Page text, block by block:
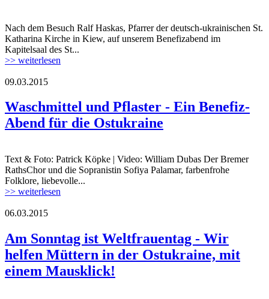
junge-klein.jpg
Nach dem Besuch Ralf Haskas, Pfarrer der deutsch-ukrainischen St.
Katharina Kirche in Kiew, auf unserem Benefizabend im
Kapitelsaal des St...
>> weiterlesen
09.03.2015
Waschmittel und Pflaster - Ein Benefiz-
Abend für die Ostukraine
Text & Foto: Patrick Köpke | Video: William Dubas Der Bremer
RathsChor und die Sopranistin Sofiya Palamar, farbenfrohe
Folklore, liebevolle...
>> weiterlesen
mutter-kind.jpg
06.03.2015
Am Sonntag ist Weltfrauentag - Wir
helfen Müttern in der Ostukraine, mit
einem Mausklick!